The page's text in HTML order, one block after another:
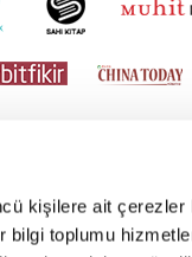
kişilere ait çerezler
toplumu